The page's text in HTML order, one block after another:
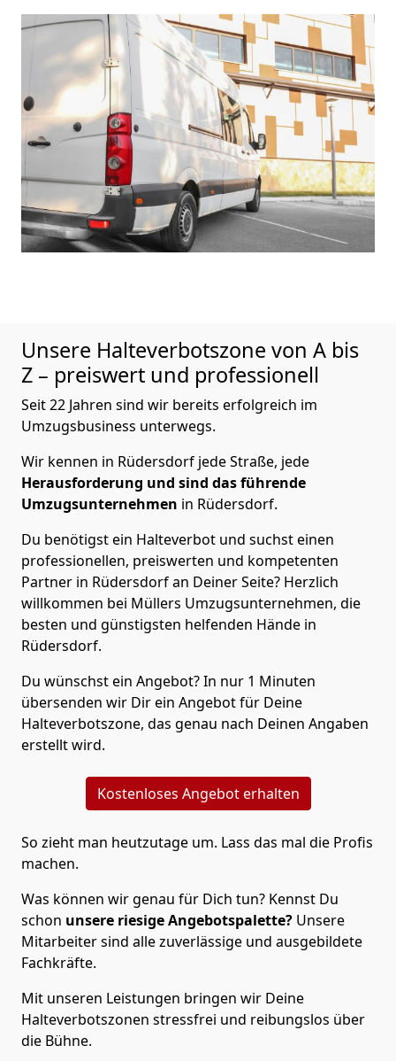
Unsere Halteverbotszone von A bis
Z – preiswert und professionell
Seit 22 Jahren sind wir bereits erfolgreich im
Umzugsbusiness unterwegs.
Wir kennen in Rüdersdorf jede Straße, jede
Herausforderung und sind das führende
Umzugsunternehmen in Rüdersdorf.
Du benötigst ein Halteverbot und suchst einen
professionellen, preiswerten und kompetenten
Partner in Rüdersdorf an Deiner Seite? Herzlich
willkommen bei Müllers Umzugsunternehmen, die
besten und günstigsten helfenden Hände in
Rüdersdorf.
Du wünschst ein Angebot? In nur 1 Minuten
übersenden wir Dir ein Angebot für Deine
Halteverbotszone, das genau nach Deinen Angaben
erstellt wird.
Kostenloses Angebot erhalten
So zieht man heutzutage um. Lass das mal die Profis
machen.
Was können wir genau für Dich tun? Kennst Du
schon unsere riesige Angebotspalette? Unsere
Mitarbeiter sind alle zuverlässige und ausgebildete
Fachkräfte.
Mit unseren Leistungen bringen wir Deine
Halteverbotszonen stressfrei und reibungslos über
die Bühne.